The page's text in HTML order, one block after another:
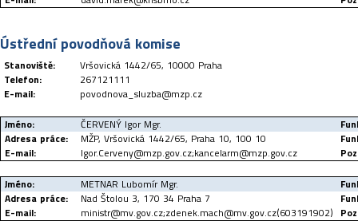
Ústřední povodňová komise
Stanoviště:
Vršovická 1442/65, 10000 Praha
Telefon:
267121111
E-mail:
povodnova_sluzba@mzp.cz
Jméno:
ČERVENÝ Igor Mgr.
Adresa práce:
MŽP, Vršovická 1442/65, Praha 10, 100 10
E-mail:
Igor.Cerveny@mzp.gov.cz;kancelarm@mzp.gov.cz
Jméno: METNAR Lubomír Mgr.
Adresa práce:
Nad Štolou 3, 170 34 Praha 7
E-mail:
ministr@mv.gov.cz;zdenek.mach@mv.gov.cz(603191902)